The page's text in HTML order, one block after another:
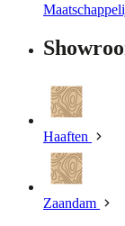
Haaften
Zaandam